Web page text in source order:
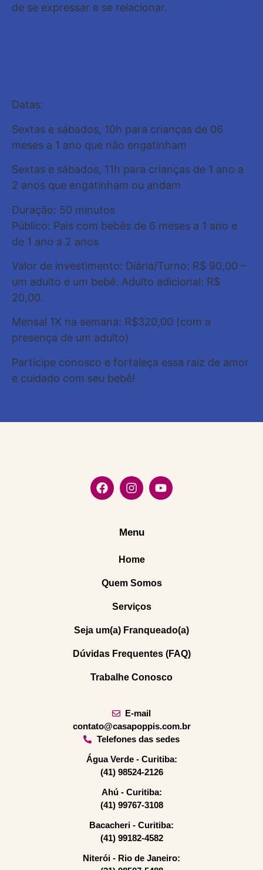
de se expressar e se relacionar.
Datas:
Sextas e sábados, 10h para crianças de 06
meses a 1 ano que não engatinham
Sextas e sábados, 11h para crianças de 1 ano a
2 anos que engatinham ou andam
Duração: 50 minutos
Público: Pais com bebês de 6 meses a 1 ano e
de 1 ano a 2 anos
Valor de investimento: Diária/Turno: R$ 90,00 –
um adulto e um bebê. Adulto adicional: R$
20,00.
Mensal 1X na semana: R$320,00 (com a
presença de um adulto)
Participe conosco e fortaleça essa raiz de amor
e cuidado com seu bebê!
Menu
Home
Quem Somos
Serviços
Seja um(a) Franqueado(a)
Dúvidas Frequentes (FAQ)
Trabalhe Conosco
E-mail
contato@casapoppis.com.br
Telefones das sedes
Água Verde - Curitiba:
(41) 98524-2126
Ahú - Curitiba:
(41) 99767-3108
Bacacheri - Curitiba:
(41) 99182-4582
Niterói - Rio de Janeiro: